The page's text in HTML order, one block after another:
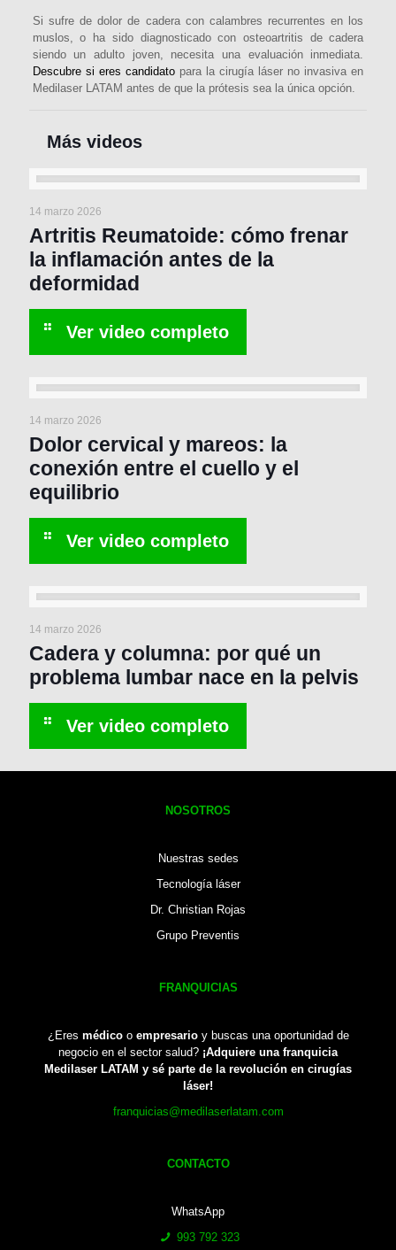
Si sufre de dolor de cadera con calambres recurrentes en los
muslos, o ha sido diagnosticado con osteoartritis de cadera
siendo un adulto joven, necesita una evaluación inmediata.
Descubre si eres candidatopara la cirugía láser no invasiva en
Medilaser LATAM antes de que la prótesis sea la única opción.
14 marzo 2026
Artritis Reumatoide: cómo frenar
la inflamación antes de la
deformidad
14 marzo 2026
Dolor cervical y mareos: la
conexión entre el cuello y el
equilibrio
14 marzo 2026
Cadera y columna: por qué un
problema lumbar nace en la pelvis
NOSOTROS
Nuestras sedes
Tecnología láser
Dr. Christian Rojas
Grupo Preventis
FRANQUICIAS
¿Eres médicoo empresarioy buscas una oportunidad de
negocio en el sector salud? ¡Adquiere una franquicia
Medilaser LATAM y sé parte de la revolución en cirugías
láser!
franquicias@medilaserlatam.com
CONTACTO
WhatsApp
993 792 323